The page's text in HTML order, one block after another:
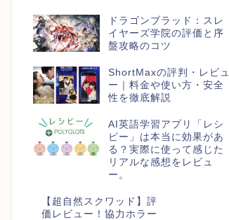
ドラゴンブラッド：スレ
イヤーズ学院の評価と序
盤攻略のコツ
ShortMaxの評判・レビュ
ー｜料金や使い方・安全
性を徹底解説
AI英語学習アプリ「レシ
ピー」は本当に効果があ
る？実際に使って感じた
リアルな感想をレビュ
ー。
【超自然スクワッド】評
価レビュー！協力ホラー